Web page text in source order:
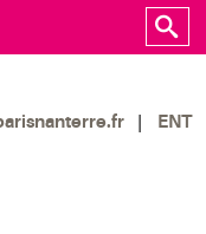
ENT